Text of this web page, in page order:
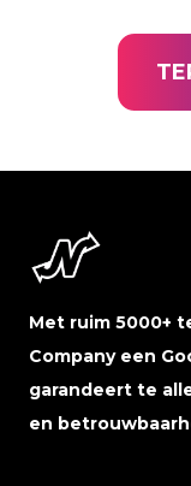
Met ruim 5000+
Company een
garandeert te
en